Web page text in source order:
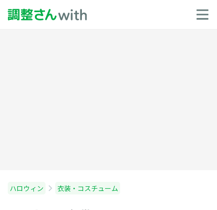
ハロウィン 衣装・コスチューム